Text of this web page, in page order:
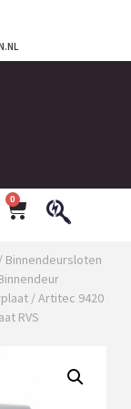
0
/ Binnendeursloten
/ Artitec 9420
RVS